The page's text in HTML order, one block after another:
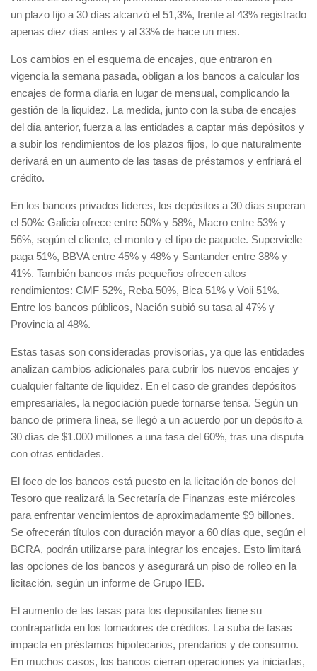
un plazo fijo a 30 días alcanzó el 51,3%, frente al 43% registrado
apenas diez días antes y al 33% de hace un mes.
Los cambios en el esquema de encajes, que entraron en
vigencia la semana pasada, obligan a los bancos a calcular los
encajes de forma diaria en lugar de mensual, complicando la
gestión de la liquidez. La medida, junto con la suba de encajes
del día anterior, fuerza a las entidades a captar más depósitos y
a subir los rendimientos de los plazos fijos, lo que naturalmente
derivará en un aumento de las tasas de préstamos y enfriará el
crédito.
En los bancos privados líderes, los depósitos a 30 días superan
el 50%: Galicia ofrece entre 50% y 58%, Macro entre 53% y
56%, según el cliente, el monto y el tipo de paquete. Supervielle
paga 51%, BBVA entre 45% y 48% y Santander entre 38% y
41%. También bancos más pequeños ofrecen altos
rendimientos: CMF 52%, Reba 50%, Bica 51% y Voii 51%.
Entre los bancos públicos, Nación subió su tasa al 47% y
Provincia al 48%.
Estas tasas son consideradas provisorias, ya que las entidades
analizan cambios adicionales para cubrir los nuevos encajes y
cualquier faltante de liquidez. En el caso de grandes depósitos
empresariales, la negociación puede tornarse tensa. Según un
banco de primera línea, se llegó a un acuerdo por un depósito a
30 días de $1.000 millones a una tasa del 60%, tras una disputa
con otras entidades.
El foco de los bancos está puesto en la licitación de bonos del
Tesoro que realizará la Secretaría de Finanzas este miércoles
para enfrentar vencimientos de aproximadamente $9 billones.
Se ofrecerán títulos con duración mayor a 60 días que, según el
BCRA, podrán utilizarse para integrar los encajes. Esto limitará
las opciones de los bancos y asegurará un piso de rolleo en la
licitación, según un informe de Grupo IEB.
El aumento de las tasas para los depositantes tiene su
contrapartida en los tomadores de créditos. La suba de tasas
impacta en préstamos hipotecarios, prendarios y de consumo.
En muchos casos, los bancos cierran operaciones ya iniciadas,